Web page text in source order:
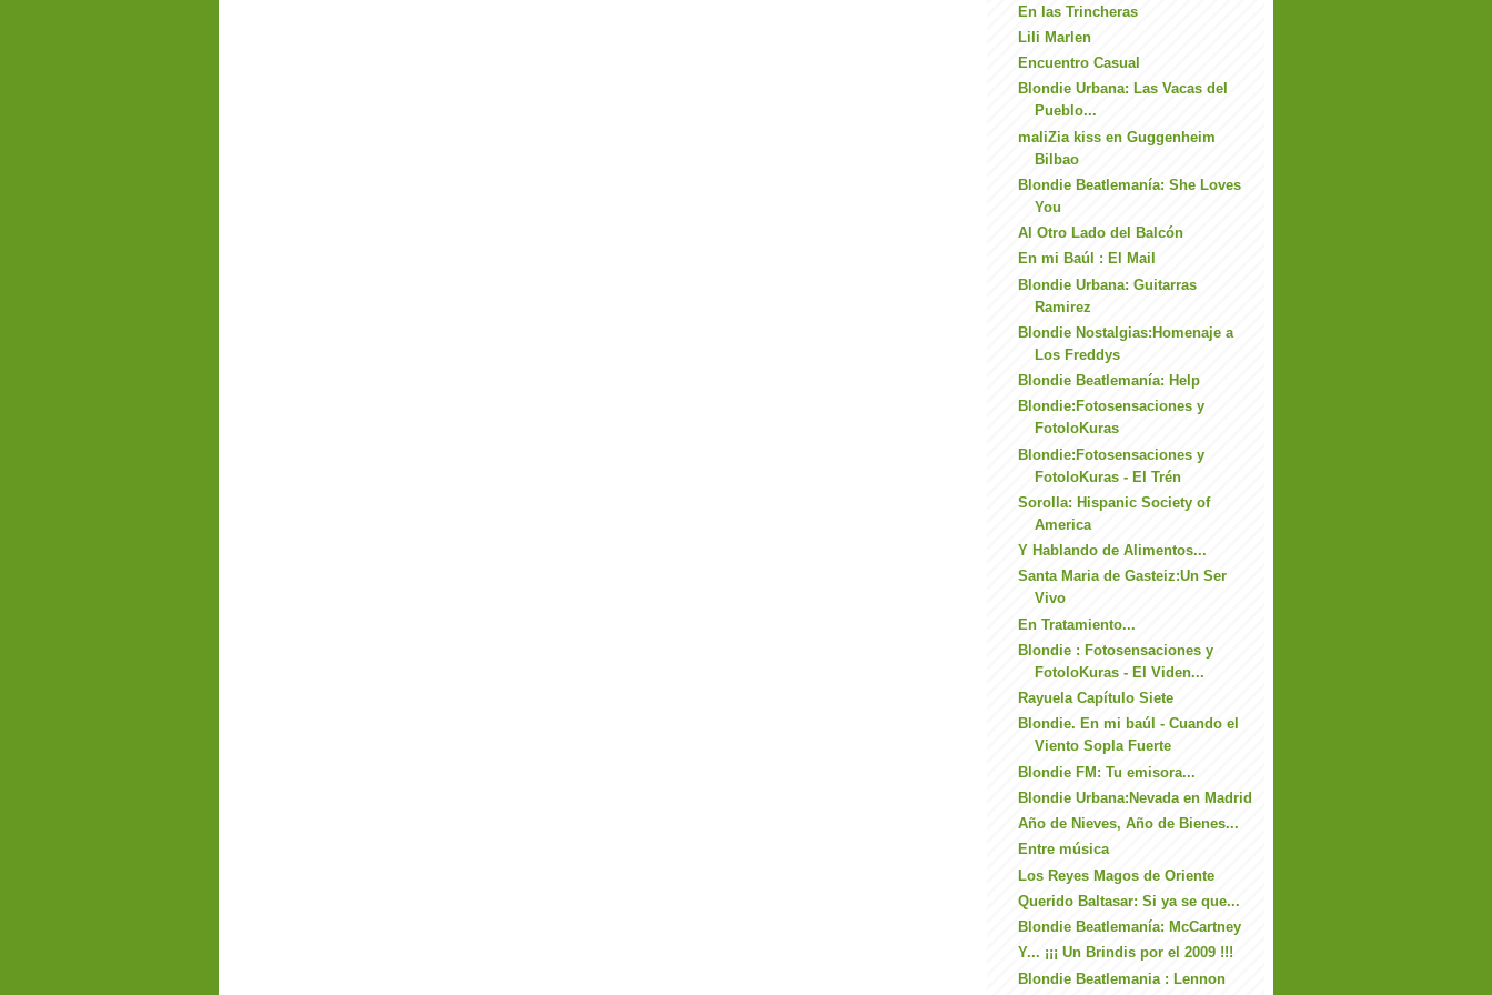
En las Trincheras
Lili Marlen
Encuentro Casual
Blondie Urbana: Las Vacas del
Pueblo...
maliZia kiss en Guggenheim
Bilbao
Blondie Beatlemanía: She Loves
You
Al Otro Lado del Balcón
En mi Baúl : El Mail
Blondie Urbana: Guitarras
Ramirez
Blondie Nostalgias:Homenaje a
Los Freddys
Blondie Beatlemanía: Help
Blondie:Fotosensaciones y
FotoloKuras
Blondie:Fotosensaciones y
FotoloKuras - El Trén
Sorolla: Hispanic Society of
America
Y Hablando de Alimentos...
Santa Maria de Gasteiz:Un Ser
Vivo
En Tratamiento...
Blondie : Fotosensaciones y
FotoloKuras - El Viden...
Rayuela Capítulo Siete
Blondie. En mi baúl - Cuando el
Viento Sopla Fuerte
Blondie FM: Tu emisora...
Blondie Urbana:Nevada en Madrid
Año de Nieves, Año de Bienes...
Entre música
Los Reyes Magos de Oriente
Querido Baltasar: Si ya se que...
Blondie Beatlemanía: McCartney
Y... ¡¡¡ Un Brindis por el 2009 !!!
Blondie Beatlemania : Lennon